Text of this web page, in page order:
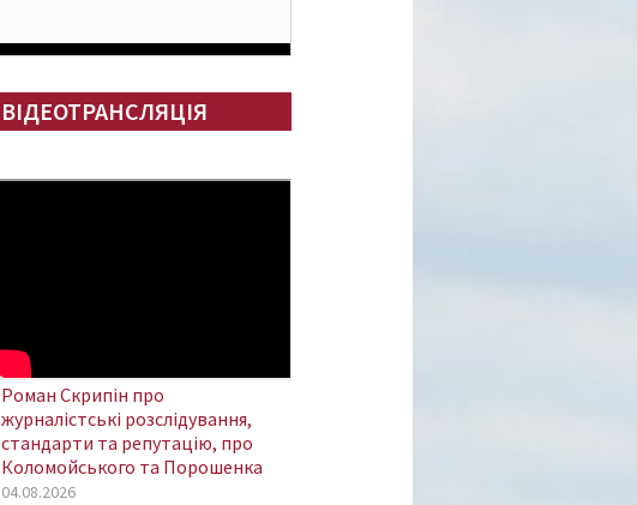
ВІДЕОТРАНСЛЯЦІЯ
Роман Скрипін про
журналістські розслідування,
стандарти та репутацію, про
Коломойського та Порошенка
04.08.2026